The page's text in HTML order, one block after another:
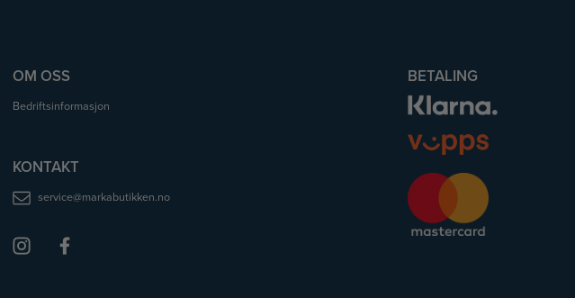
OM OSS
Bedriftsinformasjon
KONTAKT
service@markabutikken.no
BETALING